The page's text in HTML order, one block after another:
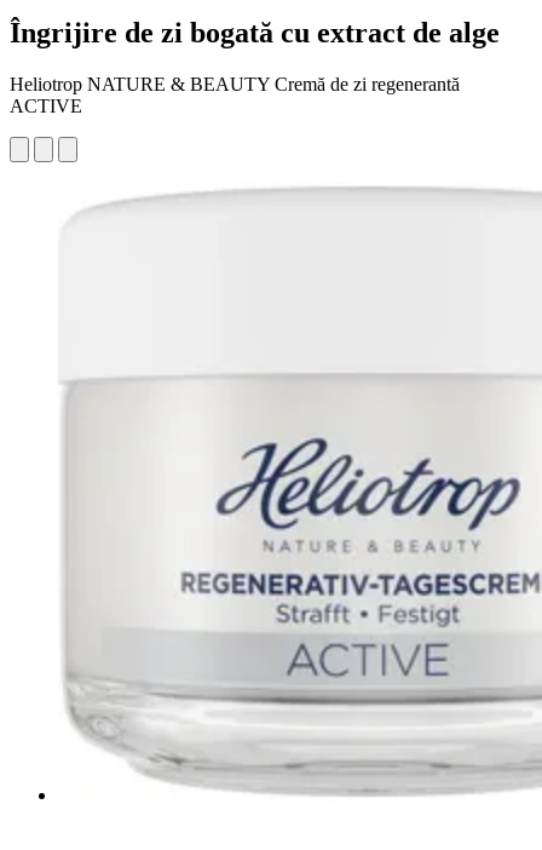
Îngrijire de zi bogată cu extract de alge
Heliotrop NATURE & BEAUTY Cremă de zi regenerantă
ACTIVE